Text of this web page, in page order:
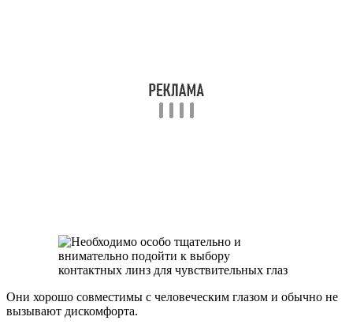
Они хорошо совместимы с человеческим глазом и обычно не
вызывают дискомфорта.